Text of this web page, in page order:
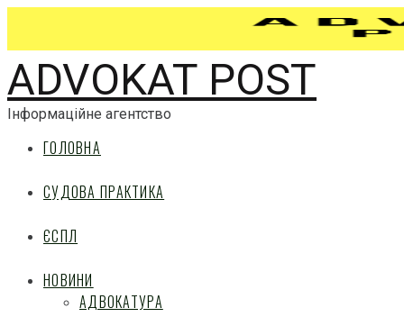
ADVOKAT POST
Інформаційне агентство
ГОЛОВНА
СУДОВА ПРАКТИКА
ЄСПЛ
НОВИНИ
АДВОКАТУРА